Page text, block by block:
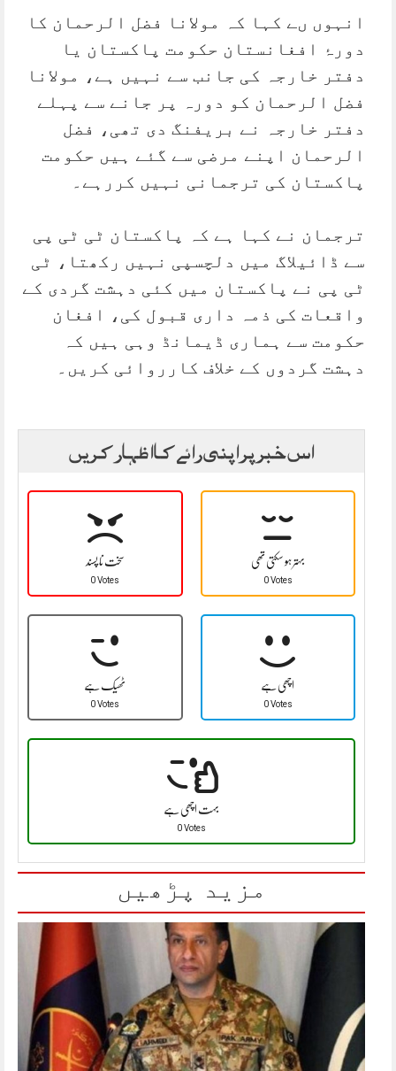
انہوں ںے کہا کہ مولانا فضل الرحمان کا
دورۂ افغانستان حکومت پاکستان یا
دفتر خارجہ کی جانب سے نہیں ہے، مولانا
فضل الرحمان کو دورہ پر جانے سے پہلے
دفتر خارجہ نے بریفنگ دی تھی، فضل
الرحمان اپنے مرضی سے گئے ہیں حکومت
پاکستان کی ترجمانی نہیں کررہے۔
ترجمان نے کہا ہے کہ پاکستان ٹی ٹی پی
سے ڈائیلاگ میں دلچسپی نہیں رکھتا، ٹی
ٹی پی نے پاکستان میں کئی دہشت گردی کے
واقعات کی ذمہ داری قبول کی، افغان
حکومت سے ہماری ڈیمانڈ وہی ہیں کہ
دہشت گردوں کے خلاف کارروائی کریں۔
اس خبر پر اپنی رائے کا اظہار کریں
سخت نا پسند
0 Votes
بہتر ہو سکتی تھی
0 Votes
ٹھیک ہے
0 Votes
اچھی ہے
0 Votes
بہت اچھی ہے
0 Votes
مزید پڑھیں